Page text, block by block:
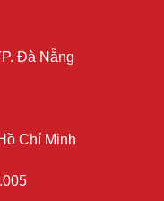
Đà Nẵng
Chí Minh